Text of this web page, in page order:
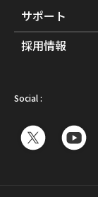
サポート
採用情報
Social :